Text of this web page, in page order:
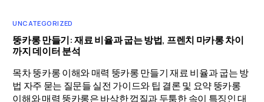
UNCATEGORIZED
뚱카롱 만들기: 재료 비율과 굽는 방법, 프렌치 마카롱 차이
까지 데이터 분석
목차 뚱카롱 이해와 매력 뚱카롱 만들기 재료 비율과 굽는 방
법 자주 묻는 질문들 실전 가이드와 팁 결론 및 요약 뚱카롱
이해와 매력 뚱카롱은 바삭한 껍질과 두툼한 속이 특징인 대